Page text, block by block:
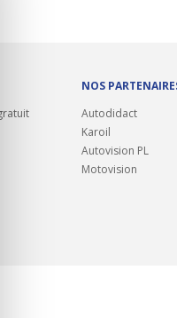
NOS
Autodidact
Karoil
Autovision PL
Motovision